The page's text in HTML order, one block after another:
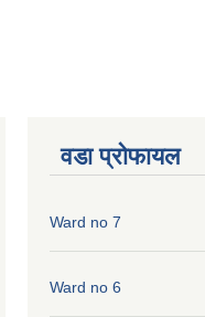
वडा प्रोफायल
Ward no 7
Ward no 6